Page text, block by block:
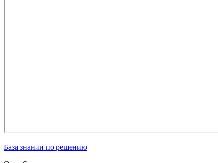
База знаний по решению